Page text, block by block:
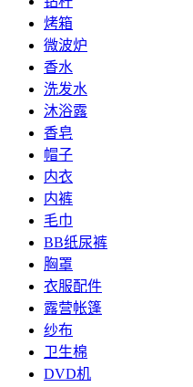
烤箱
微波炉
香水
洗发水
沐浴露
香皂
帽子
内衣
内裤
毛巾
BB纸尿裤
胸罩
衣服配件
露营帐篷
纱布
卫生棉
DVD机